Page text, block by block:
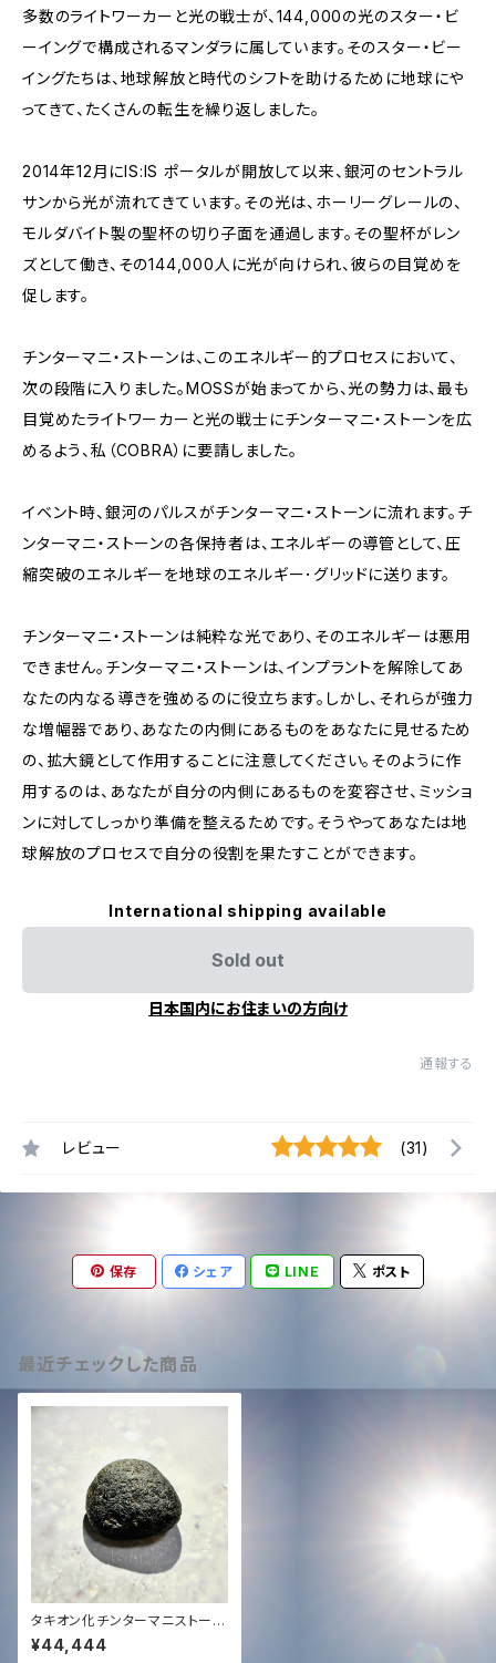
多数のライトワーカーと光の戦士が、144,000の光のスター・ビ
ーイングで構成されるマンダラに属しています。そのスター・ビー
イングたちは、地球解放と時代のシフトを助けるために地球にや
ってきて、たくさんの転生を繰り返しました。
2014年12月にIS:IS ポータルが開放して以来、銀河のセントラル
サンから光が流れてきています。その光は、ホーリーグレールの、
モルダバイト製の聖杯の切り子面を通過します。その聖杯がレン
ズとして働き、その144,000人に光が向けられ、彼らの目覚めを
促します。
チンターマニ・ストーンは、このエネルギー的プロセスにおいて、
次の段階に入りました。MOSSが始まってから、光の勢力は、最も
目覚めたライトワーカーと光の戦士にチンターマニ・ストーンを広
めるよう、私（COBRA）に要請しました。
イベント時、銀河のパルスがチンターマニ・ストーンに流れます。チ
ンターマニ・ストーンの各保持者は、エネルギーの導管として、圧
縮突破のエネルギーを地球のエネルギー･グリッドに送ります。
チンターマニ・ストーンは純粋な光であり、そのエネルギーは悪用
できません。チンターマニ・ストーンは、インプラントを解除してあ
なたの内なる導きを強めるのに役立ちます。しかし、それらが強力
な増幅器であり、あなたの内側にあるものをあなたに見せるため
の、拡大鏡として作用することに注意してください。そのように作
用するのは、あなたが自分の内側にあるものを変容させ、ミッショ
ンに対してしっかり準備を整えるためです。そうやってあなたは地
球解放のプロセスで自分の役割を果たすことができます。
International shipping available
Sold out
日本国内にお住まいの方向け
通報する
レビュー (31)
保存 シェア LINE ポスト
最近チェックした商品
タキオン化チンターマニストーン
超高品質透明大サイズ15.4グラ
ム✨
¥44,444